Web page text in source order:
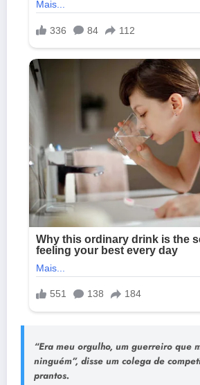
“Era meu orgulho, um guerreiro que
ninguém”, disse um colega de
prantos.